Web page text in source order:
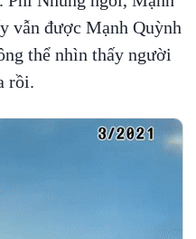
vẫn được Mạnh Quỳnh
thể nhìn thấy người
rồi.